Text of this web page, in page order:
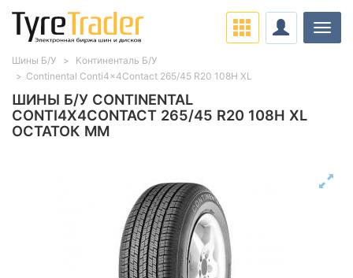
ШИНЫ Б/У CONTINENTAL
CONTI4X4CONTACT 265/45 R20 108H XL
ОСТАТОК ММ
Шины Б/У
Континенталь Б/У
Continental Conti4x4Contact 265/45 R20 108H XL